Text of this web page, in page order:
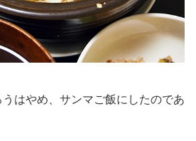
はやめ、サンマご飯にしたのであ